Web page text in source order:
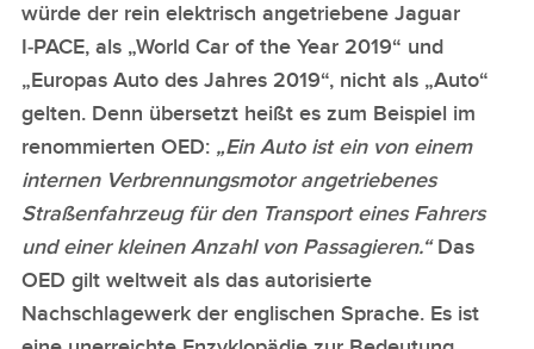
würde der rein elektrisch angetriebene Jaguar
I‑PACE, als „World Car of the Year 2019“ und
„Europas Auto des Jahres 2019“, nicht als „Auto“
gelten. Denn übersetzt heißt es zum Beispiel im
renommierten OED: „Ein Auto ist ein von einem
internen Verbrennungsmotor angetriebenes
Straßenfahrzeug für den Transport eines Fahrers
und einer kleinen Anzahl von Passagieren.“Das
OED gilt weltweit als das autorisierte
Nachschlagewerk der englischen Sprache. Es ist